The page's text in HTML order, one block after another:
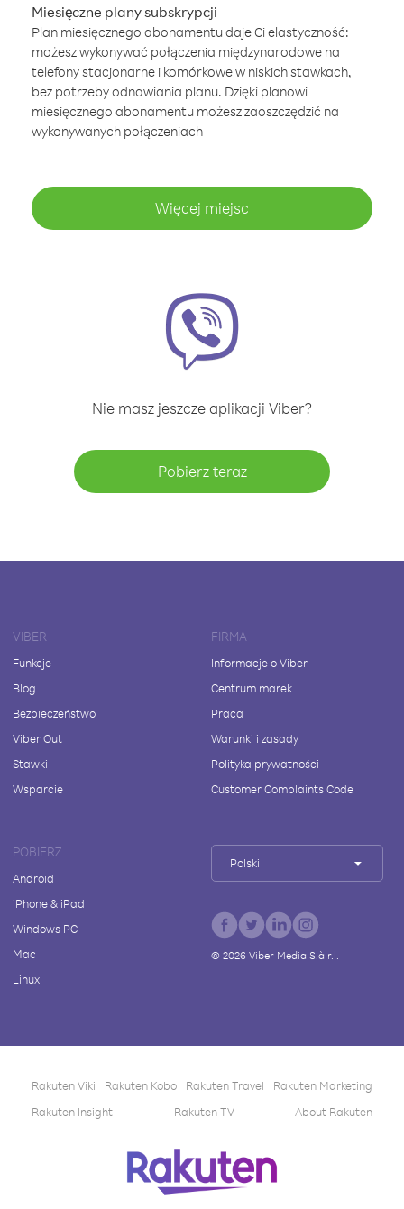
Miesięczne plany subskrypcji
Plan miesięcznego abonamentu daje Ci elastyczność:
możesz wykonywać połączenia międzynarodowe na
telefony stacjonarne i komórkowe w niskich stawkach,
bez potrzeby odnawiania planu. Dzięki planowi
miesięcznego abonamentu możesz zaoszczędzić na
wykonywanych połączeniach
Więcej miejsc
Nie masz jeszcze aplikacji Viber?
Pobierz teraz
VIBER
Funkcje
Blog
Bezpieczeństwo
Viber Out
Stawki
Wsparcie
FIRMA
Informacje o Viber
Centrum marek
Praca
Warunki i zasady
Polityka prywatności
Customer Complaints Code
POBIERZ
Android
iPhone & iPad
Windows PC
Mac
Linux
Polski
© 2026Viber Media S.à r.l.
Rakuten Viki Rakuten Kobo Rakuten Travel
Rakuten Marketing
Rakuten Insight
Rakuten TV About Rakuten